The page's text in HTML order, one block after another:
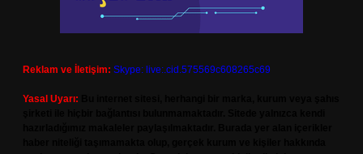
Reklam ve İletişim: Skype: live:.cid.575569c608265c69
Yasal Uyarı: